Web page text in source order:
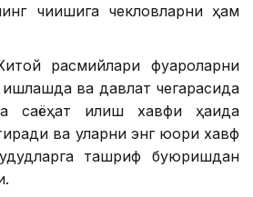
чиқишига чекловларни ҳам
расмийлари фуқароларни
ишлашда ва давлат чегарасида
саёҳат қилиш хавфи ҳақида
ва уларни энг юқори хавф
ташриф буюришдан